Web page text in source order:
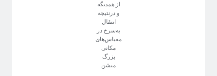
از همدیگه
و درنتیجه
انتقال
به‌سرخ در
مقیاس‌های
مکانی
بزرگ
میشن